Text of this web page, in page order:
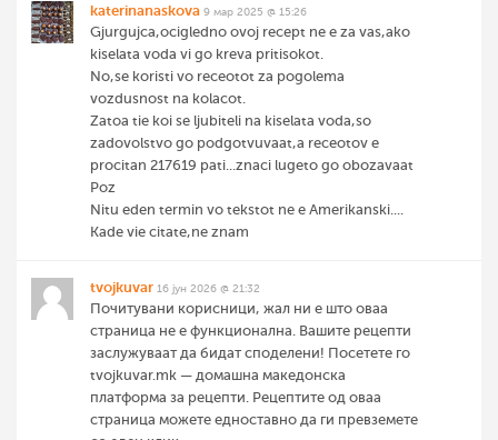
katerinanaskova 9 мар 2025 @ 15:26
Gjurgujca,ocigledno ovoj recept ne e za vas,ako
kiselata voda vi go kreva pritisokot.
No,se koristi vo receotot za pogolema
vozdusnost na kolacot.
Zatoa tie koi se ljubiteli na kiselata voda,so
zadovolstvo go podgotvuvaat,a receotov e
procitan 217619 pati...znaci lugeto go obozavaat
Poz
Nitu eden termin vo tekstot ne e Amerikanski....
Kade vie citate,ne znam
tvojkuvar 16 јун 2026 @ 21:32
Почитувани корисници, жал ни е што оваа
страница не е функционална. Вашите рецепти
заслужуваат да бидат споделени! Посетете го
tvojkuvar.mk — домашна македонска
платформа за рецепти. Рецептите од оваа
страница можете едноставно да ги превземете